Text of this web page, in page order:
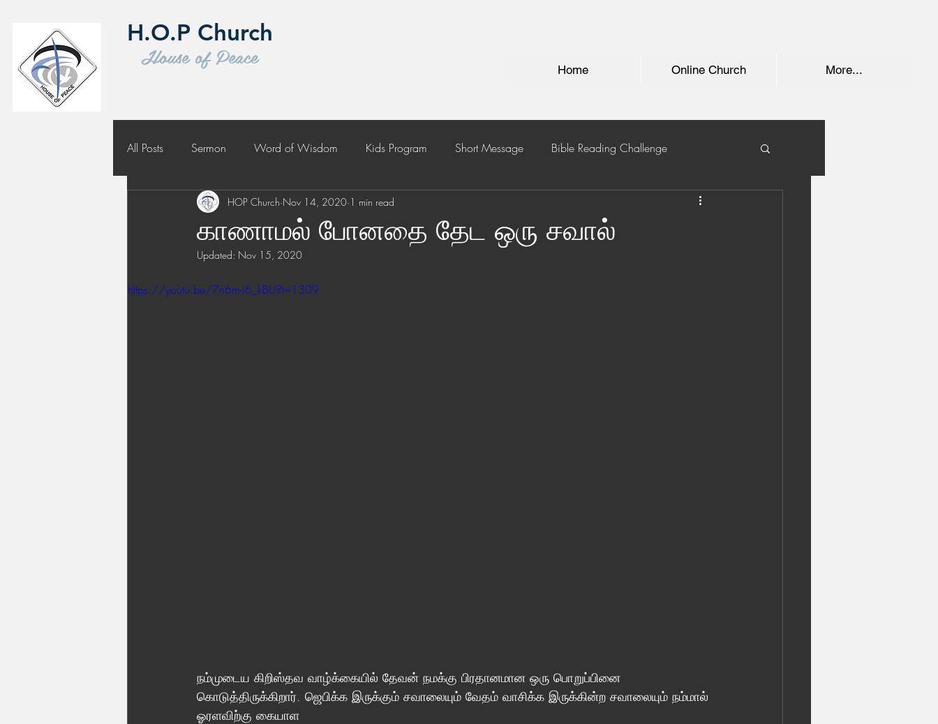
H.O.P Church
House of Peace Home Online Church More...
All Posts Sermon Word of Wisdom Kids Program Short Message Bible Reading Challenge
Challenge to Seek the Lost
காணாமல் போனதை தேட ஒரு சவால்
HOP Church Nov 14, 2020 1 min read
Updated: Nov 15, 2020
https://youtu.be/7n6m-i6_kBU?t=1309
நம்முடைய கிறிஸ்தவ வாழ்க்கையில் தேவன் நமக்கு பிரதானமான ஒரு பொறுப்பினை
கொடுத்திருக்கிறார். ஜெபிக்க இருக்கும் சவாலையும் வேதம் வாசிக்க இருக்கின்ற சவாலையும் நம்மால்
ஓரளவிற்கு கையாள